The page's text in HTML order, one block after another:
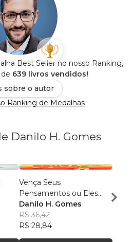
Best Seller no nosso Ranking,
639 livros vendidos!
sobre o autor
Ranking de Medalhas
Danilo H. Gomes
Vença Seus
Pensamentos ou Eles
Vencerão Você
Danilo H. Gomes
R$ 36,42
R$ 28,84
Você